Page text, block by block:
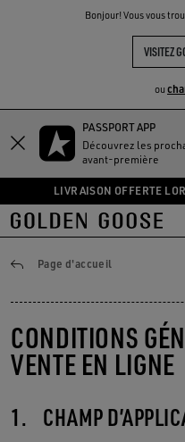
Bonjour! Vous vous
VISITEZ
ou
Aller
au
contenu
principal
Aller
au
contenu
pied
de
page
PASSPORT APP
Découvrez les
avant-première
LIVRAISON OFFERTE
Page d'accueil
Conditions générales de
CONDITIONS
VENTE EN LIGNE
1. CHAMP